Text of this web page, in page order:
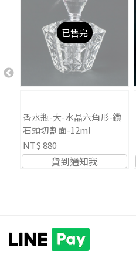
已售完
香水瓶-大-水晶六角形-鑽
石頭切割面-12ml
NT$ 880
貨到通知我